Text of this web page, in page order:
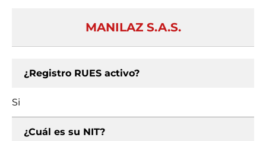
MANILAZ S.A.S.
¿Registro RUES activo?
Si
¿Cuál es su NIT?